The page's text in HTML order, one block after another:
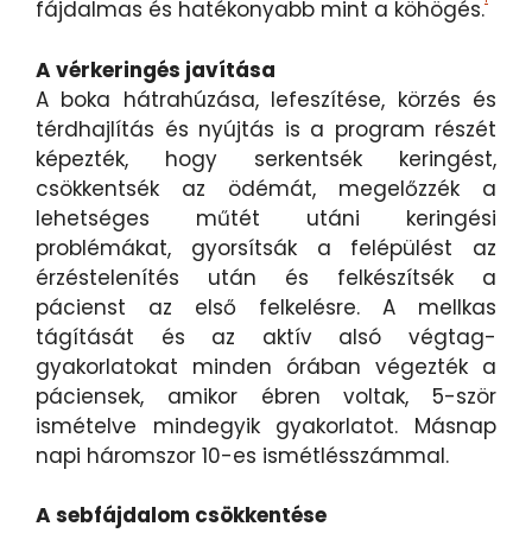
fájdalmas és hatékonyabb mint a köhögés.
A vérkeringés javítása
A boka hátrahúzása, lefeszítése, körzés és
térdhajlítás és nyújtás is a program részét
képezték, hogy serkentsék keringést,
csökkentsék az ödémát, megelőzzék a
lehetséges műtét utáni keringési
problémákat, gyorsítsák a felépülést az
érzéstelenítés után és felkészítsék a
pácienst az első felkelésre. A mellkas
tágítását és az aktív alsó végtag-
gyakorlatokat minden órában végezték a
páciensek, amikor ébren voltak, 5-ször
ismételve mindegyik gyakorlatot. Másnap
napi háromszor 10-es ismétlésszámmal.
A sebfájdalom csökkentése